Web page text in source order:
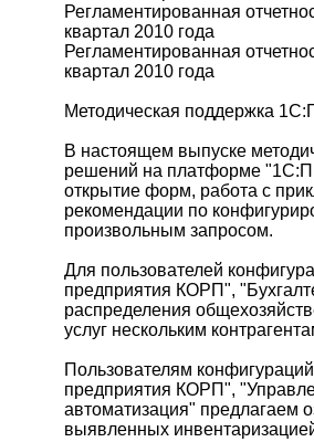
Регламентированная
квартал 2010 года
Регламентированная
квартал 2010 года
Методическая поддержка
В настоящем выпуске
решений на платформе
открытие форм, работа с
рекомендации по
произвольным запросом.
Для пользователей
предприятия КОРП",
распределения
услуг нескольким
Пользователям
предприятия КОРП",
автоматизация" предлагаем
выявленных